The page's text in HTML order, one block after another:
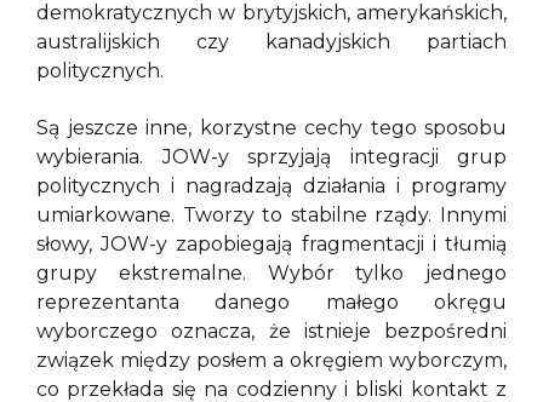
demokratycznych w brytyjskich, amerykańskich,
australijskich czy kanadyjskich partiach
politycznych.
Są jeszcze inne, korzystne cechy tego sposobu
wybierania. JOW-y sprzyjają integracji grup
politycznych i nagradzają działania i programy
umiarkowane. Tworzy to stabilne rządy. Innymi
słowy, JOW-y zapobiegają fragmentacji i tłumią
grupy ekstremalne. Wybór tylko jednego
reprezentanta danego małego okręgu
wyborczego oznacza, że istnieje bezpośredni
związek między posłem a okręgiem wyborczym,
co przekłada się na codzienny i bliski kontakt z